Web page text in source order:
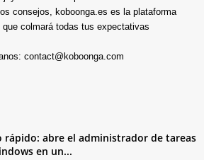
consejos, koboonga.es es la plataforma
que colmará todas tus expectativas
contact@koboonga.com
rápido: abre el administrador de tareas
en un...